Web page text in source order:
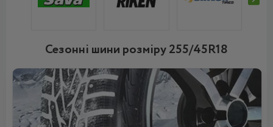
Сезонні шини розміру 255/45R18